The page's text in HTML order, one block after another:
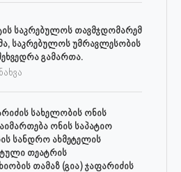
საკრებულოს თავმჯდომარემ
საკრებულოს უმრავლესობის
გამართა.
სახელობის ონის
ონის საპატიო
სანდრო ახმეტელის
თეატრის
თამაზ (გია) ჯაფარიძის